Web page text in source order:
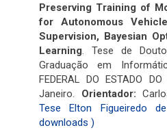
Preserving Training of
for Autonomous
Supervision, Bayesian
Learning. Tese de
Graduação em
FEDERAL DO ESTADO
Janeiro. Orientador:
Tese Elton Figueiredo
downloads )